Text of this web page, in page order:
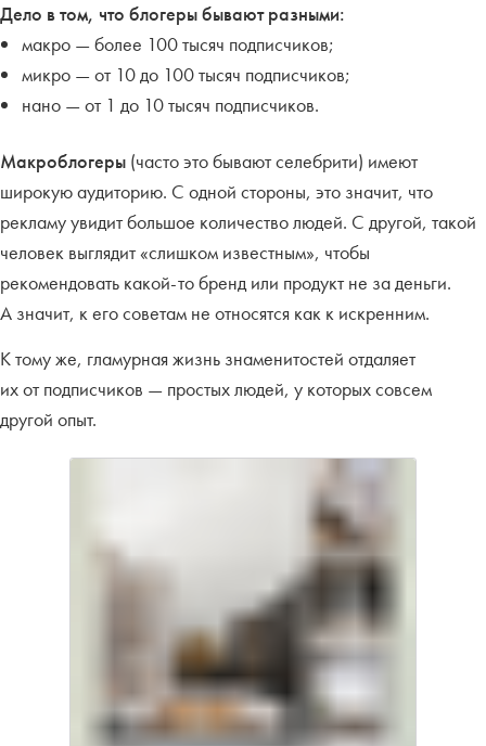
Дело в том, что блогеры бывают разными:
макро — более 100 тысяч подписчиков;
микро — от 10 до 100 тысяч подписчиков;
нано — от 1 до 10 тысяч подписчиков.
Макроблогеры (часто это бывают селебрити) имеют
широкую аудиторию. С одной стороны, это значит, что
рекламу увидит большое количество людей. С другой, такой
человек выглядит «слишком известным», чтобы
рекомендовать какой-то бренд или продукт не за деньги.
А значит, к его советам не относятся как к искренним.
К тому же, гламурная жизнь знаменитостей отдаляет
их от подписчиков — простых людей, у которых совсем
другой опыт.